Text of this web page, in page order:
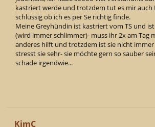
kastriert werde und trotzdem tut es mir auch
schlüssig ob ich es per Se richtig finde.
Meine Greyhündin ist kastriert vom TS und
(wird immer schlimmer)- muss ihr 2x am Tag
anderes hilft und trotzdem ist sie nicht
stresst sie sehr- sie möchte gern so sauber
schade irgendwie...
KimC